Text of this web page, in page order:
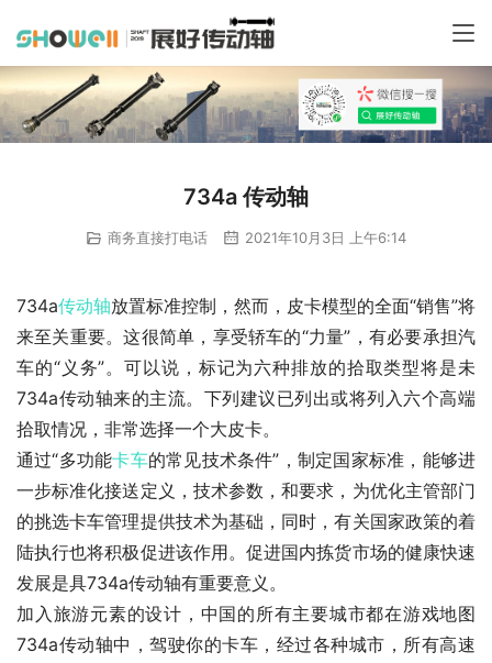
734a 传动轴
商务直接打电话 2021年10月3日 上午6:14
734a传动轴放置标准控制，然而，皮卡模型的全面“销售”将
来至关重要。这很简单，享受轿车的“力量”，有必要承担汽
车的“义务”。可以说，标记为六种排放的拾取类型将是未
734a传动轴来的主流。下列建议已列出或将列入六个高端
拾取情况，非常选择一个大皮卡。
通过“多功能卡车的常见技术条件”，制定国家标准，能够进
一步标准化接送定义，技术参数，和要求，为优化主管部门
的挑选卡车管理提供技术为基础，同时，有关国家政策的着
陆执行也将积极促进该作用。促进国内拣货市场的健康快速
发展是具734a传动轴有重要意义。
加入旅游元素的设计，中国的所有主要城市都在游戏地图
734a传动轴中，驾驶你的卡车，经过各种城市，所有高速